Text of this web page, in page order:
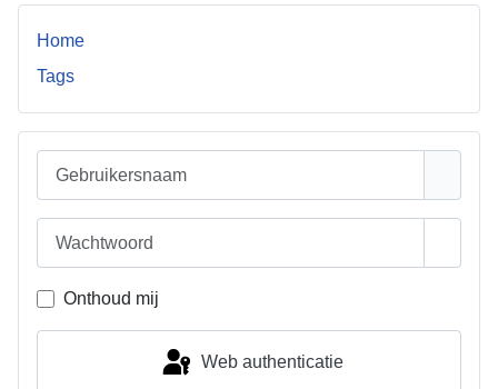
Home
Tags
Onthoud mij
Web authenticatie